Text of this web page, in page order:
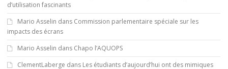
d’utilisation fascinants
Mario Asselin dans Commission parlementaire spéciale sur les
impacts des écrans
Mario Asselin dans Chapo l’AQUOPS
ClementLaberge dans Les étudiants d’aujourd’hui ont des mimiques